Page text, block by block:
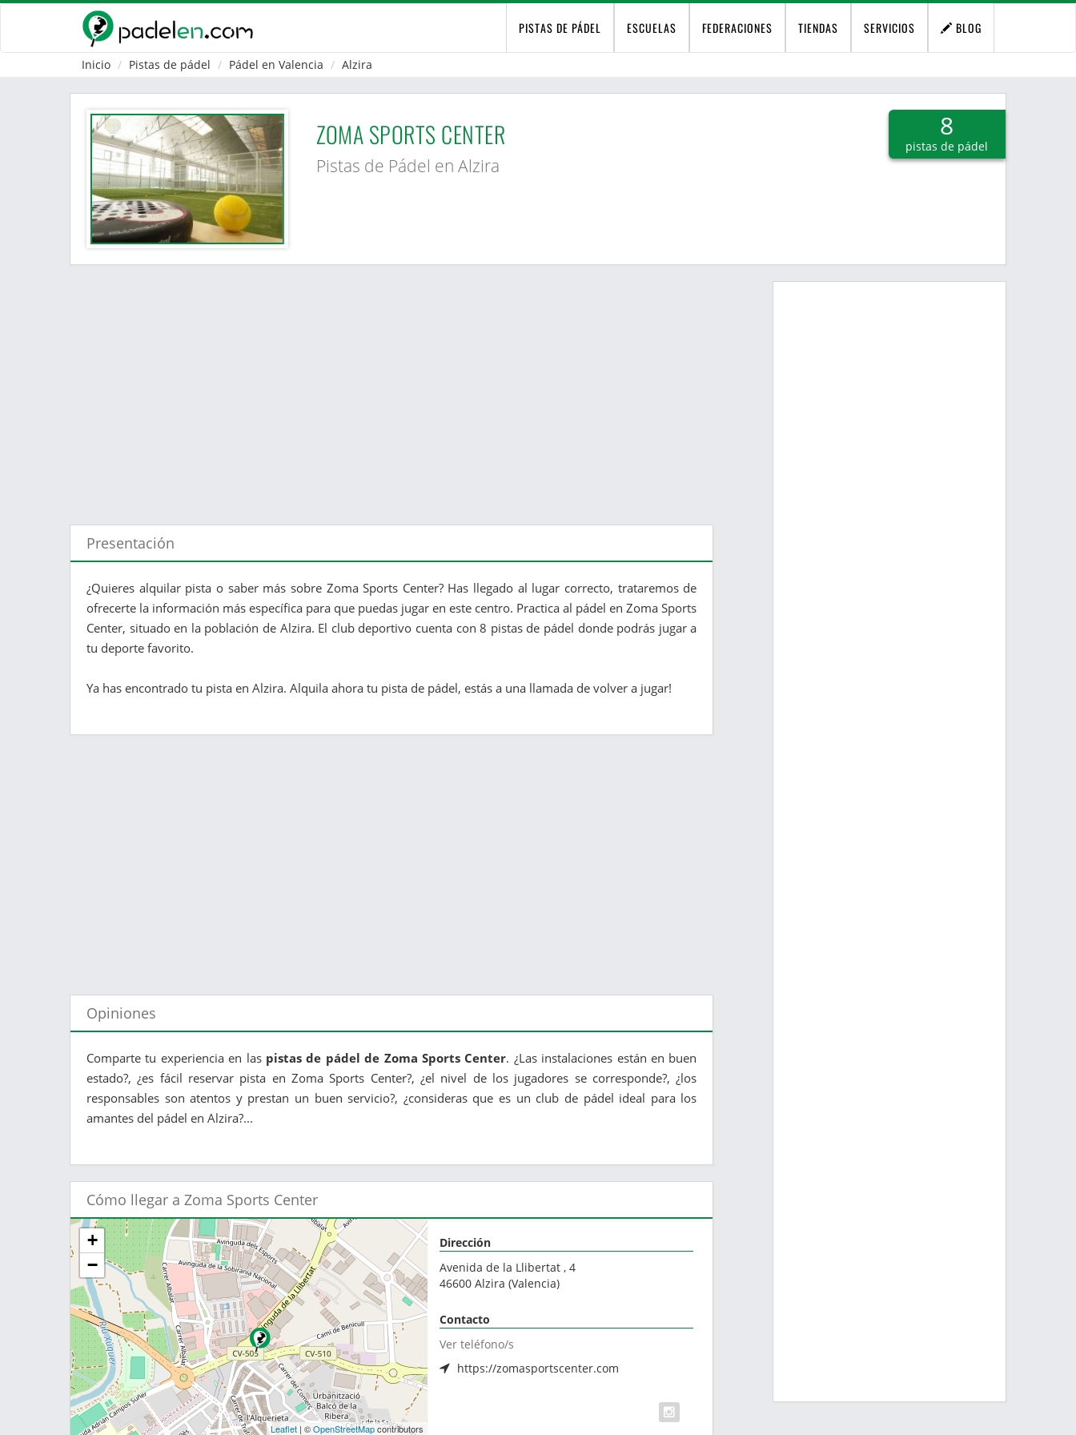
PISTAS DE PÁDEL ESCUELAS FEDERACIONES TIENDAS SERVICIOS BLOG
Inicio Pistas de pádel Pádel en Valencia Alzira
ZOMA SPORTS CENTER
Pistas de Pádel en Alzira
8
pistas de pádel
Presentación
¿Quieres alquilar pista o saber más sobre Zoma Sports Center? Has llegado al lugar correcto, trataremos de
ofrecerte la información más específica para que puedas jugar en este centro. Practica al pádel en Zoma Sports
Center, situado en la población de Alzira. El club deportivo cuenta con 8 pistas de pádel donde podrás jugar a
tu deporte favorito.
Ya has encontrado tu pista en Alzira. Alquila ahora tu pista de pádel, estás a una llamada de volver a jugar!
Opiniones
Comparte tu experiencia en las pistas de pádel de Zoma Sports Center. ¿Las instalaciones están en buen
estado?, ¿es fácil reservar pista en Zoma Sports Center?, ¿el nivel de los jugadores se corresponde?, ¿los
responsables son atentos y prestan un buen servicio?, ¿consideras que es un club de pádel ideal para los
amantes del pádel en Alzira?...
Cómo llegar a Zoma Sports Center
+
−
Leaflet | ©OpenStreetMapcontributors
Dirección
Avenida de la Llibertat , 4
46600 Alzira (Valencia)
Contacto
Ver teléfono/s
https://zomasportscenter.com